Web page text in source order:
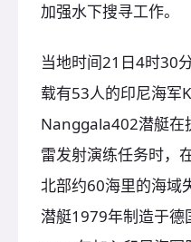
加强水下搜寻工作。
当地时间21日4时30分
载有53人的印尼海军
Nanggala402潜艇在
雷发射演练任务时，
北部约60海里的海域
潜艇1979年制造于德